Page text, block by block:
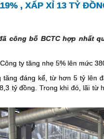
, XẤP XỈ 13 TỶ
công bố BCTC hợp nhất
ty tăng nhẹ 5% lên mức
tăng đáng kể, từ hơn 5 tỷ lên
tỷ đồng. Trong khi đó, lãi